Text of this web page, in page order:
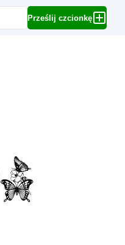
Prześlij czcionkę